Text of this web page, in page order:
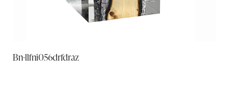
Bn-llfni056drfdraz